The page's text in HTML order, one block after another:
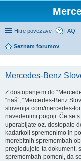
Hitre povezave FAQ
Seznam forumov
Mercedes-Benz
Z dostopanjem do
“naš”, “Mercedes-Benz
slovenija.com/mercedes-
navedenimi pogoji. Če se
uporabljate oz. dostopate
kadarkoli spremenimo in
morebitnih spremembah
pregledujete ta dokument,
spremembah pomeni, da